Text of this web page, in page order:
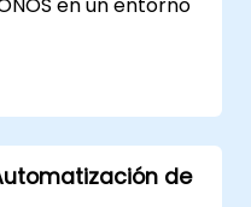
solucionar
utilizando ONOS.
de